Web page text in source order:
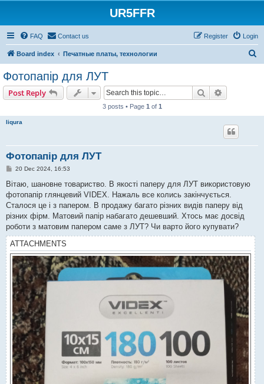
UR5FFR
FAQ Contact us Login
Register
Board index Печатные платы, технологии
Фотопапір для ЛУТ
Post Reply Search
3 posts • Page 1 of 1
liqura
Фотопапір для ЛУТ
P
s
20 Dec 2024, 16:53
Вітаю, шановне товариство. В якості паперу для ЛУТ використовую
фотопапір глянцевий VIDEX. Нажаль все колись закінчується.
Сталося це і з папером. В продажу багато різних видів паперу від
різних фірм. Матовий папір набагато дешевший. Хтось має досвід
роботи з матовим папером саме з ЛУТ? Чи варто його купувати?
ATTACHMENTS